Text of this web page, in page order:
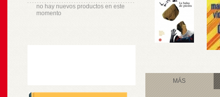
no hay nuevos productos en este
momento
MÁS